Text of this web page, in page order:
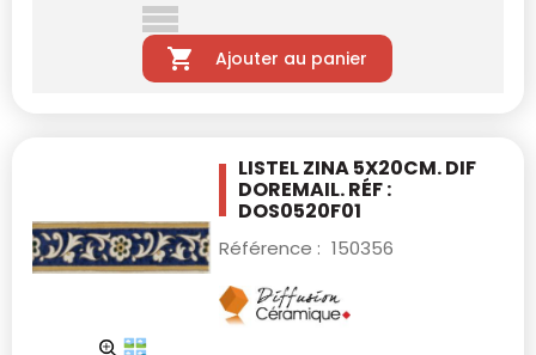
Ajouter au panier
LISTEL ZINA 5X20CM.DIF
DOREMAIL. RÉF :
DOS0520F01
Référence : 150356